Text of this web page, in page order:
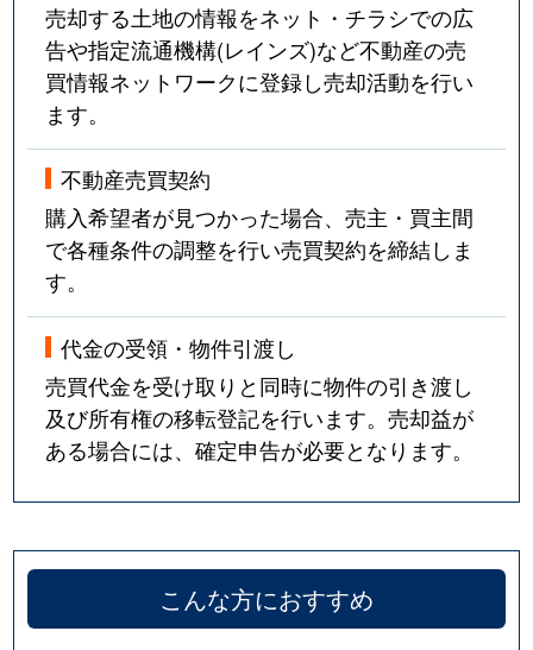
売却する土地の情報をネット・チラシでの広
告や指定流通機構(レインズ)など不動産の売
買情報ネットワークに登録し売却活動を行い
ます。
不動産売買契約
購入希望者が見つかった場合、売主・買主間
で各種条件の調整を行い売買契約を締結しま
す。
代金の受領・物件引渡し
売買代金を受け取りと同時に物件の引き渡し
及び所有権の移転登記を行います。売却益が
ある場合には、確定申告が必要となります。
こんな方におすすめ